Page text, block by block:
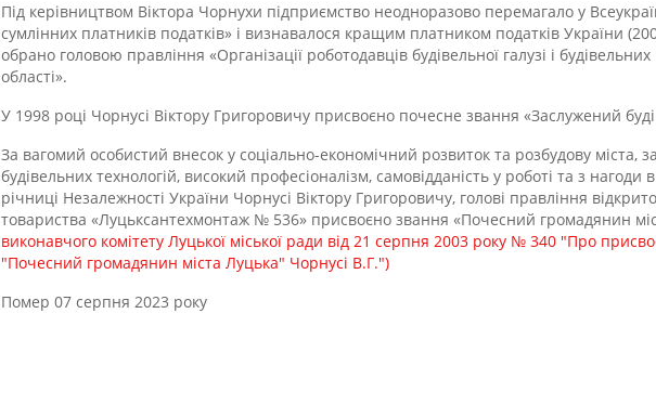
Під керівництвом Віктора Чорнухи підприємство неодноразово перемагало у
сумлінних платників податків» і визнавалося кращим платником податків України
обрано головою правління «Організації роботодавців будівельної галузі і
області».
У 1998 році Чорнусі Віктору Григоровичу присвоєно почесне звання «Заслужений
За вагомий особистий внесок у соціально-економічний розвиток та розбудову міста,
будівельних технологій, високий професіоналізм, самовідданість у роботі та з нагоди
річниці Незалежності України Чорнусі Віктору Григоровичу, голові правління
товариства «Луцьксантехмонтаж № 536» присвоєно звання «Почесний громадянин
виконавчого комітету Луцької міської ради від 21 серпня 2003 року № 340 "Про
"Почесний громадянин міста Луцька" Чорнусі В.Г.")
Помер 07 серпня 2023 року